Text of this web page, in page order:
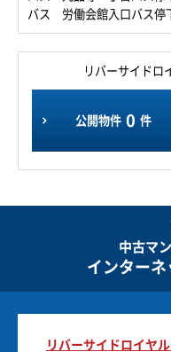
バス 労働会館入口バス停
リバーサイドロ
公開物件 0 件
中古マ
インターネ
リバーサイドロイヤ